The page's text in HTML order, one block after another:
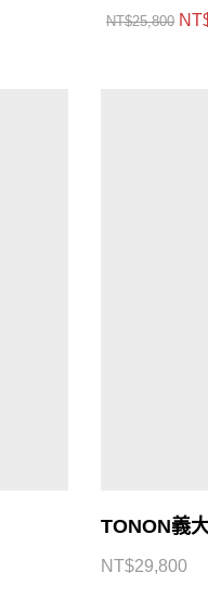
NT$25,800
TONON義
NT$29,800